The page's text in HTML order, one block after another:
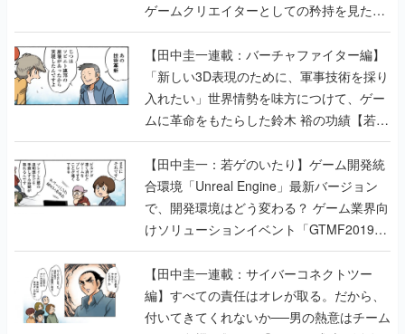
ゲームクリエイターとしての矜持を見た
【若ゲのいたり最終回】
【田中圭一連載：バーチャファイター編】
「新しい3D表現のために、軍事技術を採り
入れたい」世界情勢を味方につけて、ゲー
ムに革命をもたらした鈴木 裕の功績【若ゲ
のいたり】
【田中圭一：若ゲのいたり】ゲーム開発統
合環境「Unreal Engine」最新バージョン
で、開発環境はどう変わる？ ゲーム業界向
けソリューションイベント「GTMF2019」
に行って、より理解を深めよう【PR】
【田中圭一連載：サイバーコネクトツー
編】すべての責任はオレが取る。だから、
付いてきてくれないか──男の熱意はチーム